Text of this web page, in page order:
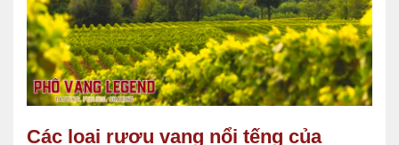
Các loại rượu vang nổi tếng của